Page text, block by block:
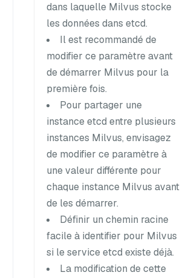
dans laquelle Milvus stocke
les données dans etcd.
Il est recommandé de
modifier ce paramètre avant
de démarrer Milvus pour la
première fois.
Pour partager une
instance etcd entre plusieurs
instances Milvus, envisagez
de modifier ce paramètre à
une valeur différente pour
chaque instance Milvus avant
de les démarrer.
Définir un chemin racine
facile à identifier pour Milvus
si le service etcd existe déjà.
La modification de cette